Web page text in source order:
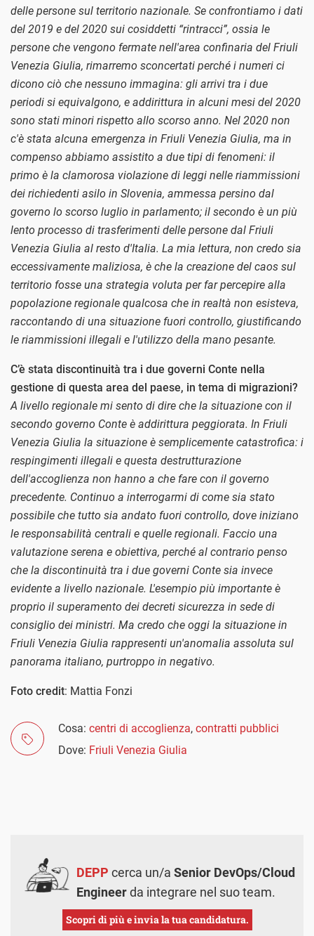
delle persone sul territorio nazionale. Se confrontiamo i dati
del 2019 e del 2020 sui cosiddetti “rintracci”, ossia le
persone che vengono fermate nell'area confinaria del Friuli
Venezia Giulia, rimarremo sconcertati perché i numeri ci
dicono ciò che nessuno immagina: gli arrivi tra i due
periodi si equivalgono, e addirittura in alcuni mesi del 2020
sono stati minori rispetto allo scorso anno. Nel 2020 non
c'è stata alcuna emergenza in Friuli Venezia Giulia, ma in
compenso abbiamo assistito a due tipi di fenomeni: il
primo è la clamorosa violazione di leggi nelle riammissioni
dei richiedenti asilo in Slovenia, ammessa persino dal
governo lo scorso luglio in parlamento; il secondo è un più
lento processo di trasferimenti delle persone dal Friuli
Venezia Giulia al resto d'Italia. La mia lettura, non credo sia
eccessivamente maliziosa, è che la creazione del caos sul
territorio fosse una strategia voluta per far percepire alla
popolazione regionale qualcosa che in realtà non esisteva,
raccontando di una situazione fuori controllo, giustificando
le riammissioni illegali e l'utilizzo della mano pesante.
C’è stata discontinuità tra i due governi Conte nella
gestione di questa area del paese, in tema di migrazioni?
A livello regionale mi sento di dire che la situazione con il
secondo governo Conte è addirittura peggiorata. In Friuli
Venezia Giulia la situazione è semplicemente catastrofica: i
respingimenti illegali e questa destrutturazione
dell'accoglienza non hanno a che fare con il governo
precedente. Continuo a interrogarmi di come sia stato
possibile che tutto sia andato fuori controllo, dove iniziano
le responsabilità centrali e quelle regionali. Faccio una
valutazione serena e obiettiva, perché al contrario penso
che la discontinuità tra i due governi Conte sia invece
evidente a livello nazionale. L'esempio più importante è
proprio il superamento dei decreti sicurezza in sede di
consiglio dei ministri. Ma credo che oggi la situazione in
Friuli Venezia Giulia rappresenti un'anomalia assoluta sul
panorama italiano, purtroppo in negativo.
Foto credit: Mattia Fonzi
Cosa: centri di accoglienza, contratti pubblici
Dove: Friuli Venezia Giulia
DEPP cerca un/a Senior DevOps/Cloud
Engineerda integrare nel suo team.
Scopri di più e invia la tua candidatura.